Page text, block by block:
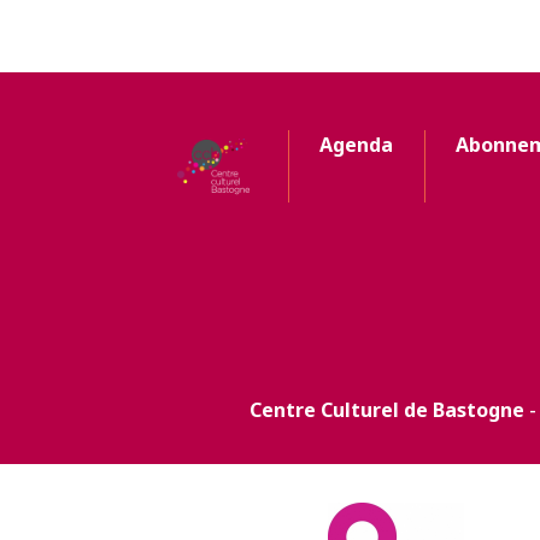
Agenda
Centre Culturel de Bastogne